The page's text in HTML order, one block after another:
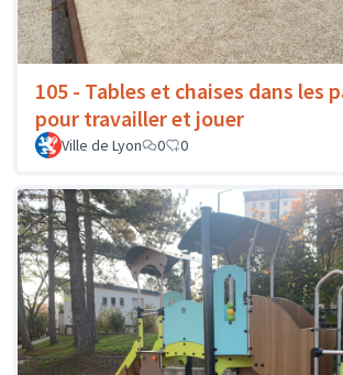
105 - Tables et chaises dans les
pour travailler et jouer
Ville de Lyon 0 0